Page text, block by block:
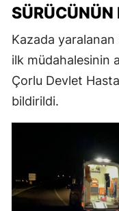
SÜRÜCÜNÜN
Kazada yaralanan
ilk müdahalesinin
Çorlu Devlet
bildirildi.